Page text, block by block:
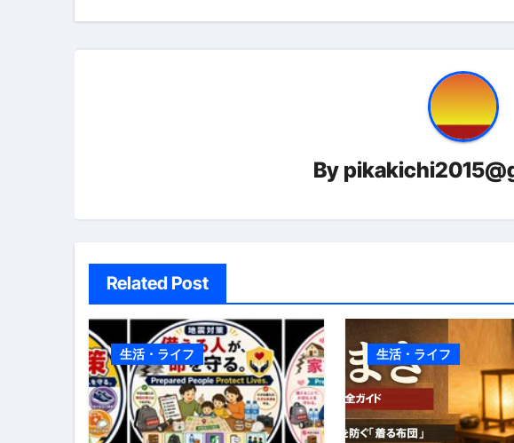
【最新】手袋の選び方 完全ガイド｜スマホ対応
電気カミソリ完全ガイド｜深剃り・肌へのやさし
補聴器の選び方 完全ガイド｜集音器との違い・
失敗しない「爪切り」完全ガイド：高級クリッ
失敗しない「カニ」完全ガイド：ズワイ・タラ
松前漬とは何か──北海道の海と暮らしが生んだ“
「地震は突然、備えは今日から。」防災意識を日
ン
By
Related Post
生活・ライフ 生活・ライフ